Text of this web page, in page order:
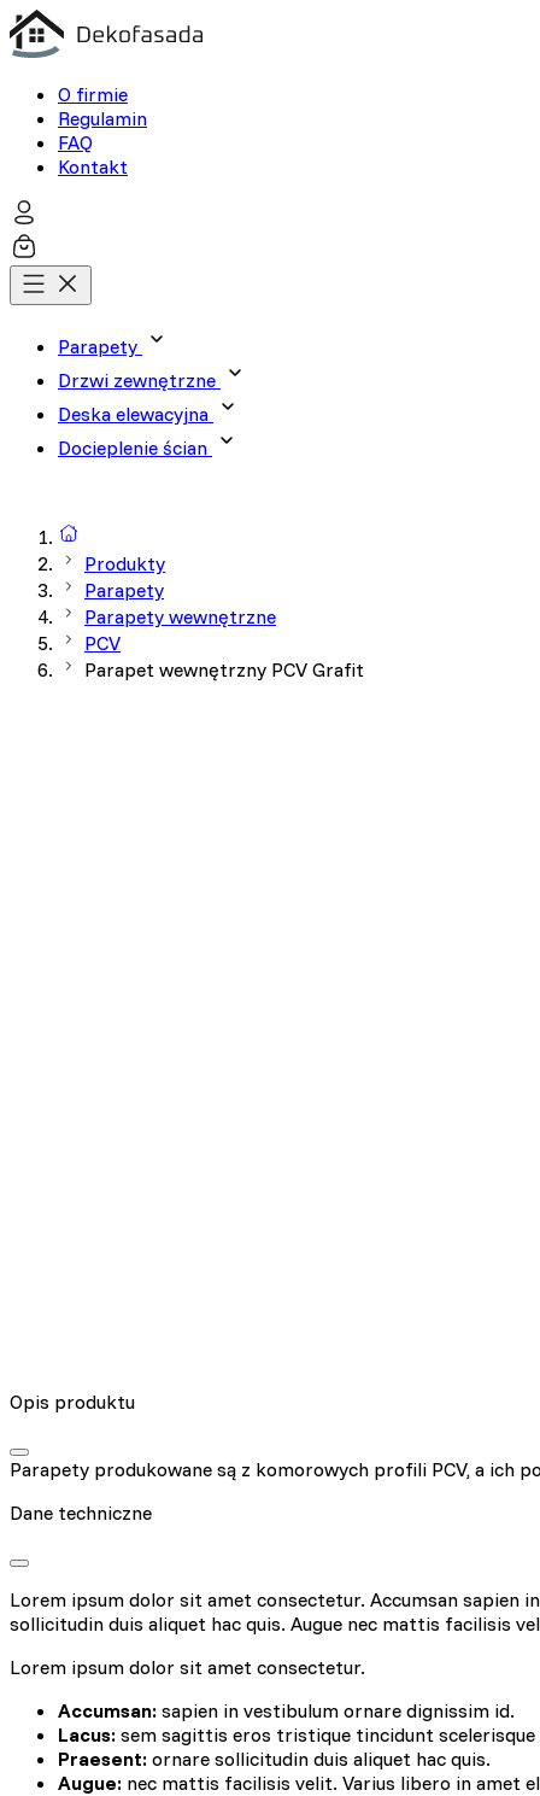
O firmie
Regulamin
FAQ
Kontakt
Parapety
Drzwi zewnętrzne
Deska elewacyjna
Docieplenie ścian
Produkty
Parapety
Parapety wewnętrzne
PCV
Parapet wewnętrzny PCV Grafit
Opis produktu
Parapety produkowane są z komorowych profili PCV, a ich
Dane techniczne
Lorem ipsum dolor sit amet consectetur. Accumsan sapien
sollicitudin duis aliquet hac quis. Augue nec mattis facilisis
Lorem ipsum dolor sit amet consectetur.
Accumsan: sapien in vestibulum ornare dignissim id.
Lacus: sem sagittis eros tristique tincidunt scelerisque
Praesent: ornare sollicitudin duis aliquet hac quis.
Augue: nec mattis facilisis velit. Varius libero in amet